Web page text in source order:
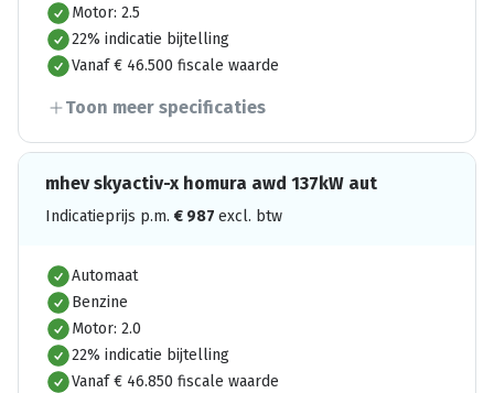
Motor: 2.5
22% indicatie bijtelling
Vanaf € 46.500 fiscale waarde
Toon meer specificaties
mhev skyactiv-x homura awd 137kW aut
Indicatieprijs p.m. € 987 excl. btw
Automaat
Benzine
Motor: 2.0
22% indicatie bijtelling
Vanaf € 46.850 fiscale waarde